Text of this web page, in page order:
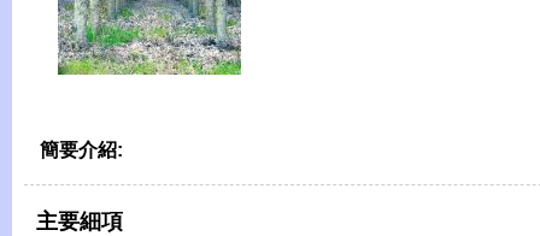
簡要介紹:
主要細項